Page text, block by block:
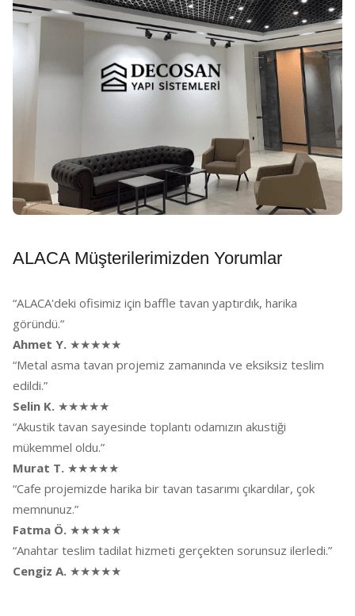
ALACA Müşterilerimizden Yorumlar
“ALACA'deki ofisimiz için baffle tavan yaptırdık, harika
göründü.”
Ahmet Y. ★★★★★
“Metal asma tavan projemiz zamanında ve eksiksiz teslim
edildi.”
Selin K. ★★★★★
“Akustik tavan sayesinde toplantı odamızın akustiği
mükemmel oldu.”
Murat T. ★★★★★
“Cafe projemizde harika bir tavan tasarımı çıkardılar, çok
memnunuz.”
Fatma Ö. ★★★★★
“Anahtar teslim tadilat hizmeti gerçekten sorunsuz ilerledi.”
Cengiz A. ★★★★★